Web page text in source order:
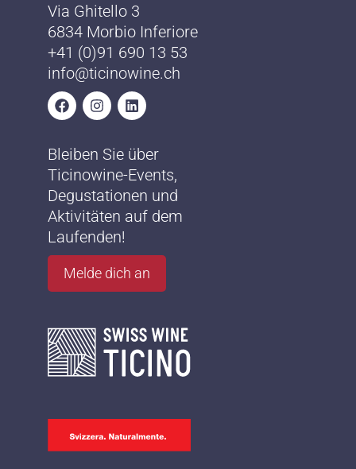
Via Ghitello 3
6834 Morbio Inferiore
+41 (0)91 690 13 53
info@ticinowine.ch
Bleiben Sie über
Ticinowine-Events,
Degustationen und
Aktivitäten auf dem
Laufenden!
Melde dich an